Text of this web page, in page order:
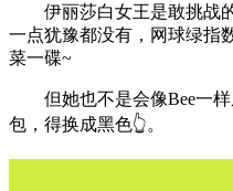
伊丽莎白女王是敢挑战的
一点犹豫都没有，网球绿指
菜一碟~
但她也不是会像Bee一样
包，得换成黑色👆。